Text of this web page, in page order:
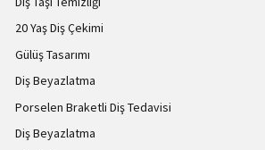
20 Yaş Diş Çekimi
Gülüş Tasarımı
Diş Beyazlatma
Porselen Braketli Diş Tedavisi
Diş Beyazlatma